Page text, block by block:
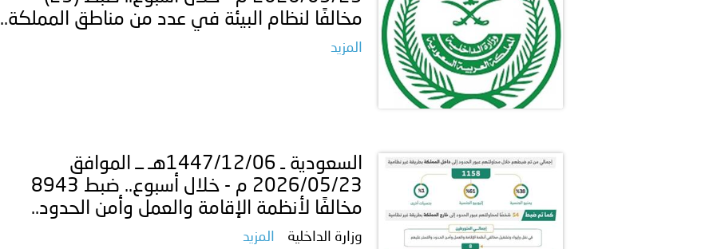
مخالفًا لنظام البيئة في عدد من مناطق المملكة..
المزيد
السعودية ـ 1447/12/06هـ ــ الموافق
2026/05/23 م - خلال أسبوع.. ضبط 8943
مخالفًا لأنظمة الإقامة والعمل وأمن الحدود..
وزارة الداخلية المزيد